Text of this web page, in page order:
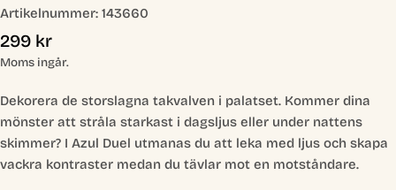
Artikelnummer: 143660
Ordinarie
pris
299 kr
Moms ingår.
Dekorera de storslagna takvalven i palatset. Kommer dina
mönster att stråla starkast i dagsljus eller under nattens
skimmer? I Azul Duel utmanas du att leka med ljus och skapa
vackra kontraster medan du tävlar mot en motståndare.